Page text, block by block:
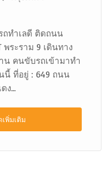
ถทำเลดี ติดถนน
พระราม 9 เดินทาง
น คนขับรถเข้ามาทำ
นี้ ที่อยู่ : 649 ถนน
ง...
เพิ่มเติม